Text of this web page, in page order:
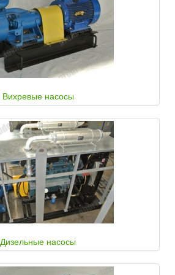
Вихревые насосы
Дизельные насосы